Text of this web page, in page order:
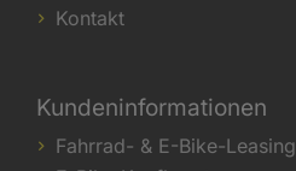
Kontakt
Kundeninformationen
Fahrrad- & E-Bike-Leasing